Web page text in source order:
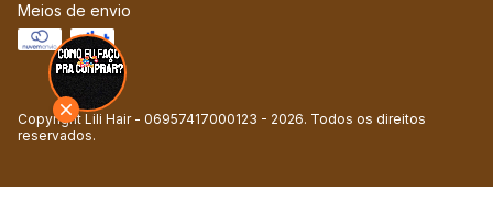
Meios de envio
Copyright Lili Hair - 06957417000123 - 2026. Todos os direitos
reservados.